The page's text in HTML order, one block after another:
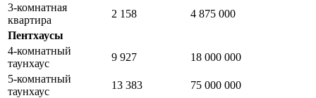
3-комнатная
квартира
2 158
4 875 000
Пентхаусы
4-комнатный
таунхаус
9 927
18 000 000
5-комнатный
таунхаус
13 383
75 000 000